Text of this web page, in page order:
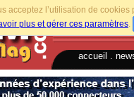
acceptez l’utilisation de
plus et gérer ces paramètres.
accueil